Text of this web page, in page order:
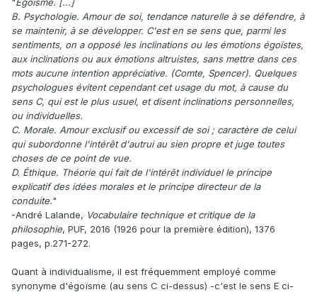
"Égoïsme. [...]
B. Psychologie. Amour de soi, tendance naturelle à se défendre, à
se maintenir, à se développer. C'est en se sens que, parmi les
sentiments, on a opposé les inclinations ou les émotions égoïstes,
aux inclinations ou aux émotions altruistes, sans mettre dans ces
mots aucune intention appréciative. (Comte, Spencer). Quelques
psychologues évitent cependant cet usage du mot, à cause du
sens C, qui est le plus usuel, et disent inclinations personnelles,
ou individuelles.
C. Morale. Amour exclusif ou excessif de soi ; caractère de celui
qui subordonne l'intérêt d'autrui au sien propre et juge toutes
choses de ce point de vue.
D. Éthique. Théorie qui fait de l'intérêt individuel le principe
explicatif des idées morales et le principe directeur de la
conduite."
-André Lalande, Vocabulaire technique et critique de la
philosophie, PUF, 2016 (1926 pour la première édition), 1376
pages, p.271-272.
Quant à individualisme, il est fréquemment employé comme
synonyme d'égoïsme (au sens C ci-dessus) -c'est le sens E ci-